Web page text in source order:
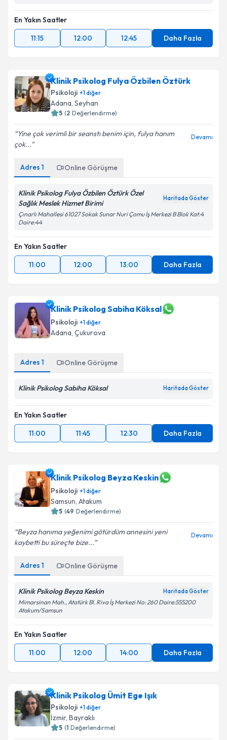
En Yakın Saatler
11:15
12:00 12:45 Daha Fazla
Klinik Psikolog Fulya Özbilen Öztürk
Psikoloji +1diğer
Adana, Seyhan
5 (2 Değerlendirme)
Yine çok verimli bir seanstı benim için, fulya hanım
çok...
Devamı
Adres 1 Online Görüşme
Klinik Psikolog Fulya Özbilen Öztürk Özel
Sağlık Meslek Hizmet Birimi
Haritada Göster
Çınarlı Mahallesi 61027 Sokak Sunar Nuri Çomu İş Merkezi B Blok Kat:4
Daire:44
En Yakın Saatler
11:00
12:00 13:00 Daha Fazla
Klinik Psikolog Sabiha Köksal
Psikoloji +1diğer
Adana, Çukurova
Adres 1 Online Görüşme
Klinik Psikolog Sabiha Köksal Haritada Göster
En Yakın Saatler
11:00
11:45 12:30 Daha Fazla
Klinik Psikolog Beyza Keskin
Psikoloji +1diğer
Samsun, Atakum
5 (49 Değerlendirme)
Beyza hanıma yeğenimi götürdüm annesini yeni
kaybetti bu süreçte bize...
Devamı
Adres 1 Online Görüşme
Klinik Psikolog Beyza Keskin Haritada Göster
Mimarsinan Mah., Atatürk Bl. Riva İş Merkezi No: 260 Daire:555200
Atakum/Samsun
En Yakın Saatler
11:00
12:00 14:00 Daha Fazla
Klinik Psikolog Ümit Ege Işık
Psikoloji +1diğer
İzmir, Bayraklı
5 (1 Değerlendirme)